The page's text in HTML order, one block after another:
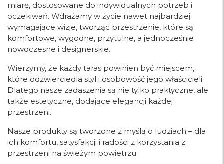
miarę, dostosowane do indywidualnych potrzeb i
oczekiwań. Wdrażamy w życie nawet najbardziej
wymagające wizje, tworząc przestrzenie, które są
komfortowe, wygodne, przytulne, a jednocześnie
nowoczesne i designerskie.
Wierzymy, że każdy taras powinien być miejscem,
które odzwierciedla styl i osobowość jego właścicieli.
Dlatego nasze zadaszenia są nie tylko praktyczne, ale
także estetyczne, dodające elegancji każdej
przestrzeni.
Nasze produkty są tworzone z myślą o ludziach – dla
ich komfortu, satysfakcji i radości z korzystania z
przestrzeni na świeżym powietrzu.